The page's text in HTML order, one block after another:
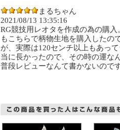
まるちゃん
2021/08/13 13:35:16
RG競技用レオタを作成の為の購
もこちらで柄物生地を購入したの
が、実際は120センチ以上もあっ
当に長かったので、その時の運な
普段レビューなんて書かないので